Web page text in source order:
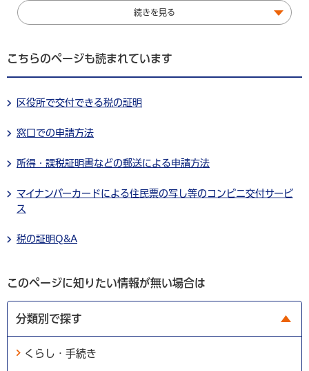
続きを見る
こちらのページも読まれています
区役所で交付できる税の証明
窓口での申請方法
所得・課税証明書などの郵送による申請方法
マイナンバーカードによる住民票の写し等のコンビニ交付サービ
ス
税の証明Q&A
このページに知りたい情報が無い場合は
分類別で探す
くらし・手続き